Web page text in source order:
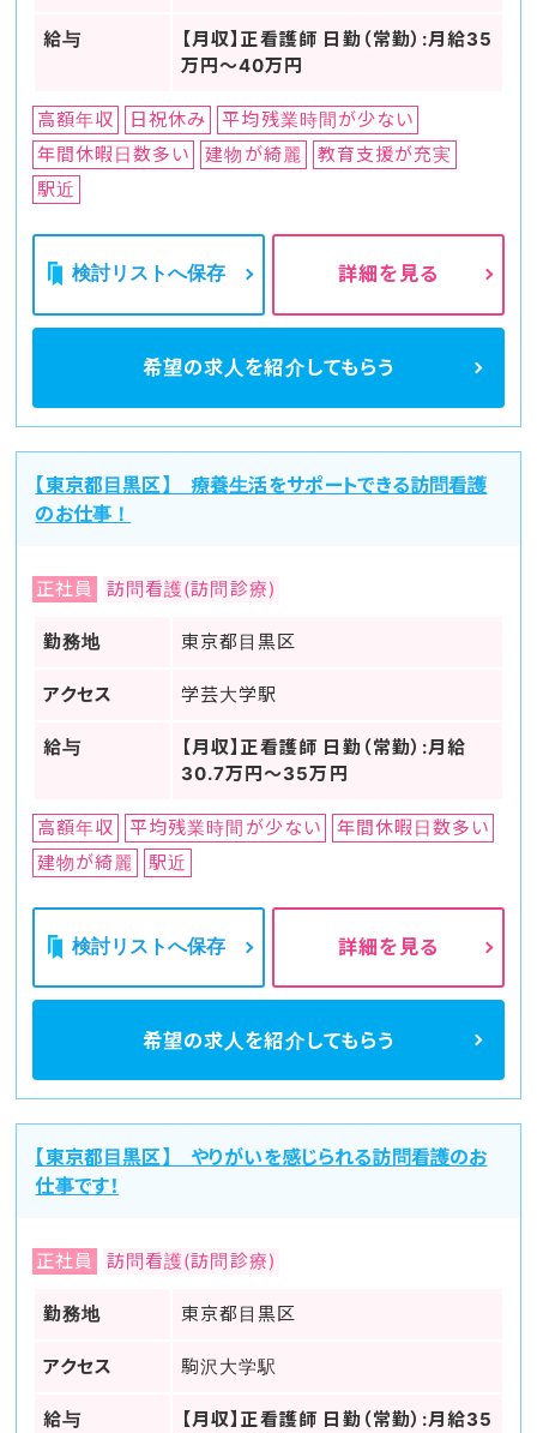
給与
【月収】正看護師 日勤（常勤）:月給35
万円～40万円
高額年収 日祝休み
平均残業時間が少ない
年間休暇日数多い
建物が綺麗
教育支援が充実
駅近
検討リストへ保存 詳細を見る
希望の求人を紹介してもらう
【東京都目黒区】 療養生活をサポートできる訪問看護
のお仕事！
正社員 訪問看護(訪問診療)
勤務地 東京都目黒区
アクセス 学芸大学駅
給与
【月収】正看護師 日勤（常勤）:月給
30.7万円～35万円
高額年収 平均残業時間が少ない
年間休暇日数多い
建物が綺麗
駅近
検討リストへ保存 詳細を見る
希望の求人を紹介してもらう
【東京都目黒区】 やりがいを感じられる訪問看護のお
仕事です！
正社員 訪問看護(訪問診療)
勤務地 東京都目黒区
アクセス 駒沢大学駅
給与
【月収】正看護師 日勤（常勤）:月給35